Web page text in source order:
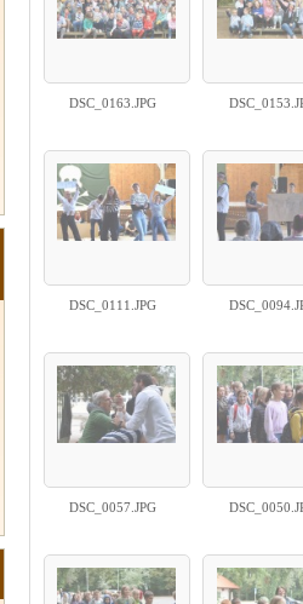
DSC_0163.JPG
DSC_0111.JPG
DSC_0057.JPG